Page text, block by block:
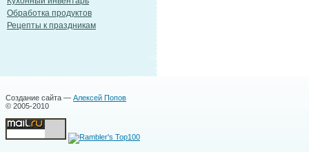
Обработка продуктов
Рецепты к праздникам
Создание сайта — Алексей Попов
© 2005-2010